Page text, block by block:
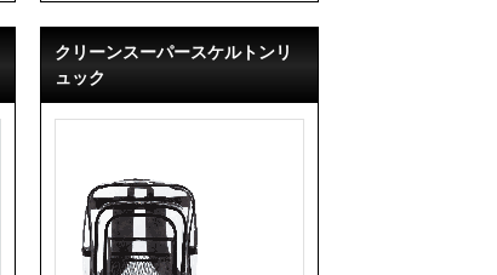
クリーンスーパースケルトンリ
ュック